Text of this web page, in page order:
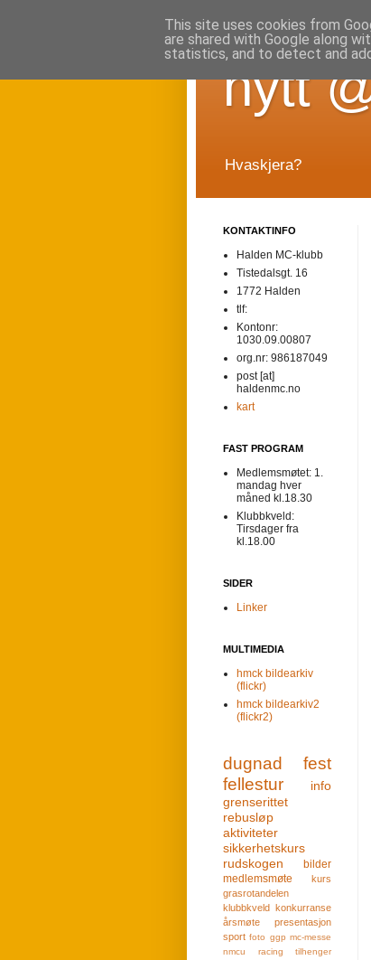
nytt
Hvaskjera?
KONTAKTINFO
Halden MC-klubb
Tistedalsgt. 16
1772 Halden
tlf:
Kontonr:
1030.09.00807
org.nr: 986187049
post [at]
haldenmc.no
kart
FAST PROGRAM
Medlemsmøtet: 1.
mandag hver
måned kl.18.30
Klubbkveld:
Tirsdager fra
kl.18.00
SIDER
Linker
MULTIMEDIA
hmck bildearkiv
(flickr)
hmck bildearkiv2
(flickr2)
dugnad
fest
fellestur
info
grenserittet
rebusløp
aktiviteter
sikkerhetskurs
rudskogen
bilder
medlemsmøte
kurs
grasrotandelen
klubbkveld
konkurranse
årsmøte
presentasjon
sport foto ggp mc-messe
nmcu
racing
tilhenger
This site uses cookies from
are shared with Google along
statistics, and to detect and